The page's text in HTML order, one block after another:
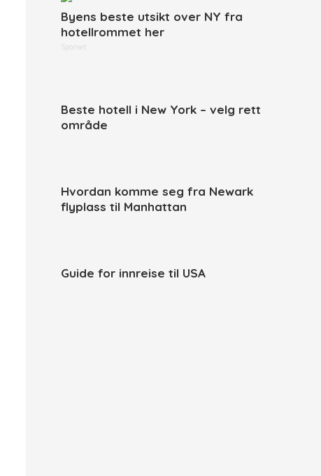
Byens beste utsikt over NY fra
hotellrommet her
Sponset
Beste hotell i New York – velg rett
område
Hvordan komme seg fra Newark
flyplass til Manhattan
Guide for innreise til USA